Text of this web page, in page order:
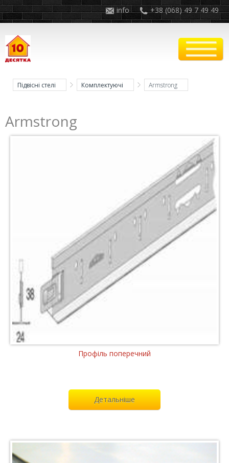
+38 (068) 49 7 49 49
info
Підвісні стелі Комплектуючі Armstrong
Armstrong
Профіль поперечний
Детальніше